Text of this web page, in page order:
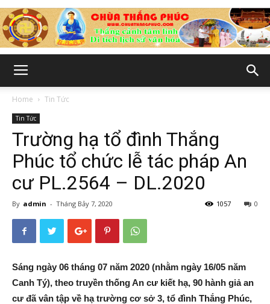
Phúc
-
Home Tin Tức
Tin Tức
Trường hạ tổ đình Thắng
Phúc tổ chức lễ tác pháp An
cư PL.2564 – DL.2020
By admin - Tháng Bảy 7, 2020 0
1057
Sáng ngày 06 tháng 07 năm 2020 (nhằm ngày 16/05 năm
Canh Tý), theo truyền thống An cư kiết hạ, 90 hành giả an
cư đã vân tập về hạ trường cơ sở 3, tổ đình Thắng Phúc,